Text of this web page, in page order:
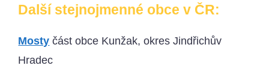
Další stejnojmenné obce v ČR:
Mosty část obce Kunžak, okres Jindřichův
Hradec